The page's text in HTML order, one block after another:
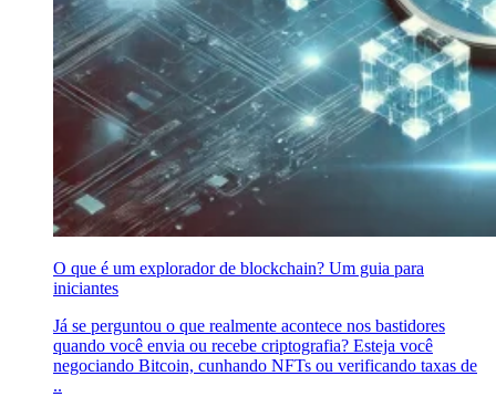
O que é um explorador de blockchain? Um guia para
iniciantes
Já se perguntou o que realmente acontece nos bastidores
quando você envia ou recebe criptografia? Esteja você
negociando Bitcoin, cunhando NFTs ou verificando taxas de
..